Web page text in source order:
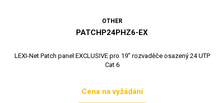
OTHER
PATCHP24PHZ6-EX
LEXI-Net Patch panel EXCLUSIVE pro 19" rozvaděče osazený 24 UTP
Cat 6
Cena
Cena na vyžádání